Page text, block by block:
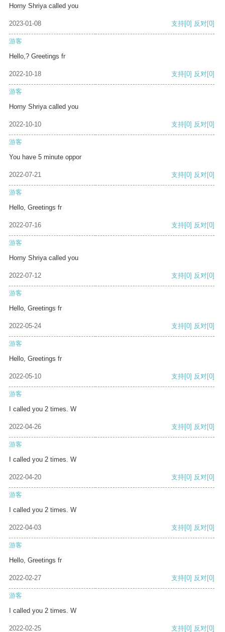
Horny Shriya called you
2023-01-08 支持[0] 反对[0]
游客
Hello,? Greetings fr
2022-10-18 支持[0] 反对[0]
游客
Horny Shriya called you
2022-10-10 支持[0] 反对[0]
游客
You have 5 minute oppor
2022-07-21 支持[0] 反对[0]
游客
Hello, Greetings fr
2022-07-16 支持[0] 反对[0]
游客
Horny Shriya called you
2022-07-12 支持[0] 反对[0]
游客
Hello, Greetings fr
2022-05-24 支持[0] 反对[0]
游客
Hello, Greetings fr
2022-05-10 支持[0] 反对[0]
游客
I called you 2 times. W
2022-04-26 支持[0] 反对[0]
游客
I called you 2 times. W
2022-04-20 支持[0] 反对[0]
游客
I called you 2 times. W
2022-04-03 支持[0] 反对[0]
游客
Hello, Greetings fr
2022-02-27 支持[0] 反对[0]
游客
I called you 2 times. W
2022-02-25 支持[0] 反对[0]